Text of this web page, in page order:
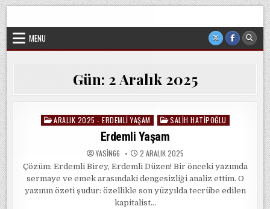
Skip
to
content
veya cemaatin güdümünde ya da tesirinde olmayan, tamamen
MENU
Gün: 2 Aralık 2025
Posted
ARALIK 2025 - ERDEMLI YAŞAM SALIH HATIPOĞLU
Erdemli Yaşam
YASIN66 2 ARALIK 2025
Çözüm: Erdemli Birey, Erdemli Düzen! Bir önceki yazımda
sermaye ve emek arasındaki dengesizliği analiz ettim. O
yazının özeti şudur: özellikle son yüzyılda tecrübe edilen
kapitalist…